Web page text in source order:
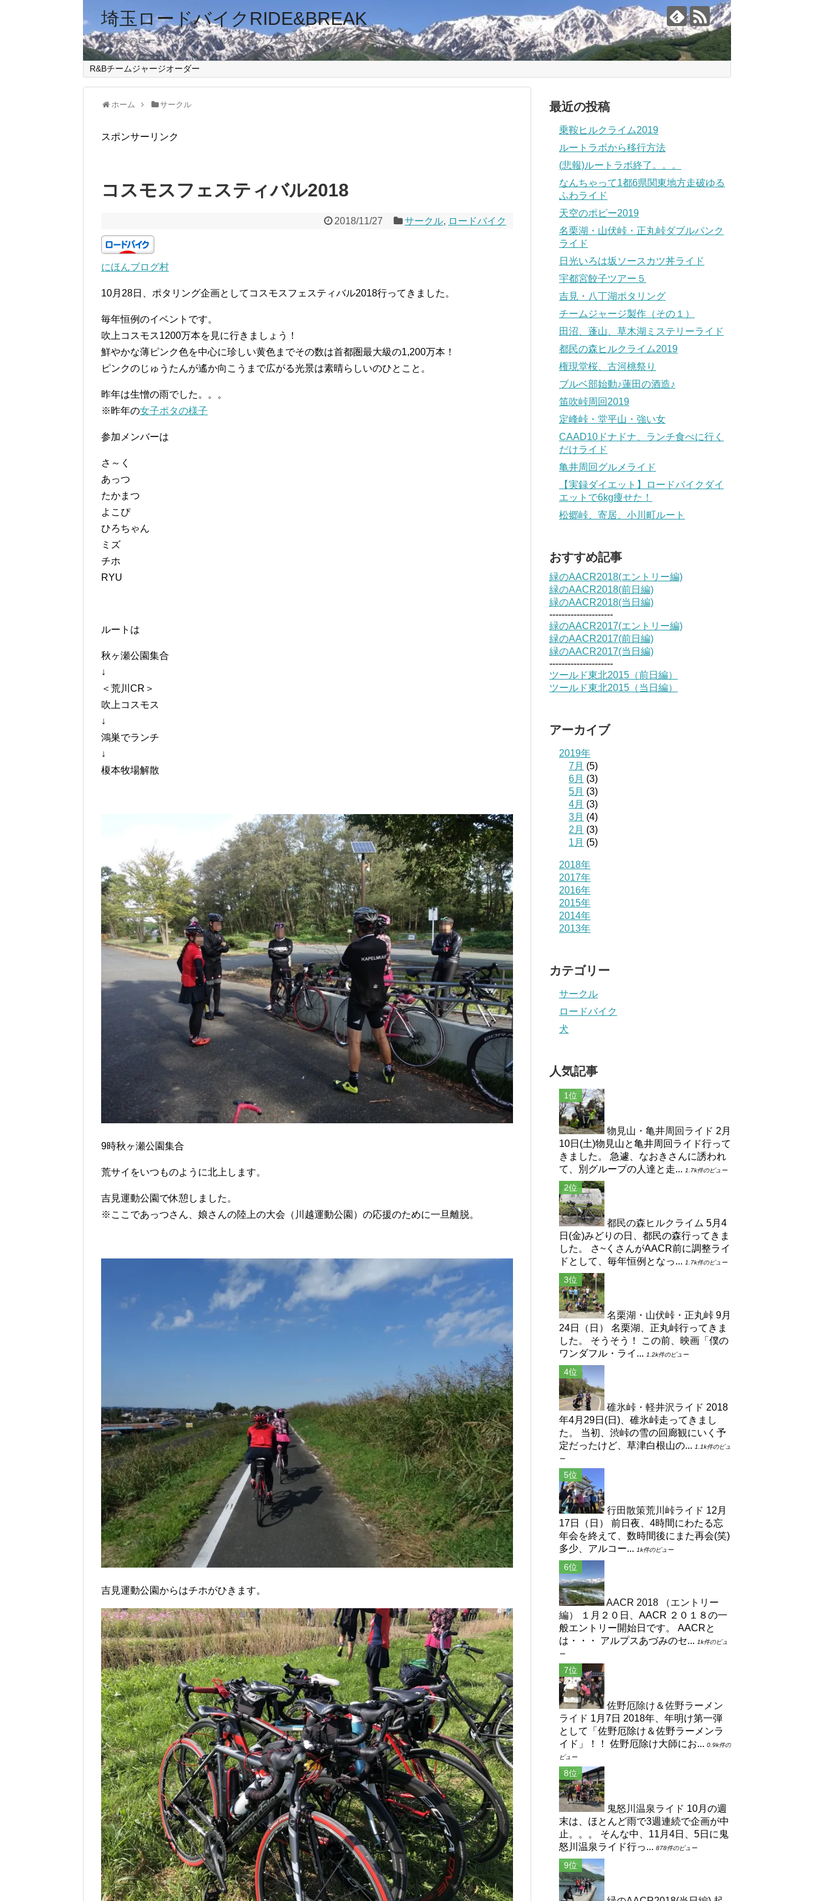
埼玉ロードバイクRIDE&BREAK
埼玉県のロードバイクサークルＲ＆Ｂのブログ
R&Bチームジャージオーダー
ホーム サークル
スポンサーリンク
コスモスフェスティバル2018
2018/11/27 サークル, ロードバイク
にほんブログ村
10月28日、ポタリング企画としてコスモスフェスティバル2018行ってきました。
毎年恒例のイベントです。
吹上コスモス1200万本を見に行きましょう！
鮮やかな薄ピンク色を中心に珍しい黄色までその数は首都圏最大級の1,200万本！
ピンクのじゅうたんが遙か向こうまで広がる光景は素晴らしいのひとこと。
昨年は生憎の雨でした。。。
※昨年の女子ポタの様子
参加メンバーは
さ～く
あっつ
たかまつ
よこぴ
ひろちゃん
ミズ
チホ
RYU
ルートは
秋ヶ瀬公園集合
↓
＜荒川CR＞
吹上コスモス
↓
鴻巣でランチ
↓
榎本牧場解散
9時秋ヶ瀬公園集合
荒サイをいつものように北上します。
吉見運動公園で休憩しました。
※ここであっつさん、娘さんの陸上の大会（川越運動公園）の応援のために一旦離脱。
吉見運動公園からはチホがひきます。
最近の投稿
乗鞍ヒルクライム2019
ルートラボから移行方法
(悲報)ルートラボ終了。。。
なんちゃって1都6県関東地方走破ゆる
ふわライド
天空のポピー2019
名栗湖・山伏峠・正丸峠ダブルパンク
ライド
日光いろは坂ソースカツ丼ライド
宇都宮餃子ツアー５
吉見・八丁湖ポタリング
チームジャージ製作（その１）
田沼、蓬山、草木湖ミステリーライド
都民の森ヒルクライム2019
権現堂桜、古河桃祭り
ブルベ部始動♪蓮田の酒造♪
笛吹峠周回2019
定峰峠・堂平山・強い女
CAAD10ドナドナ、ランチ食べに行く
だけライド
亀井周回グルメライド
【実録ダイエット】ロードバイクダイ
エットで6kg痩せた！
松郷峠、寄居、小川町ルート
おすすめ記事
緑のAACR2018(エントリー編)
緑のAACR2018(前日編)
緑のAACR2018(当日編)
---------------------
緑のAACR2017(エントリー編)
緑のAACR2017(前日編)
緑のAACR2017(当日編)
---------------------
ツールド東北2015（前日編）
ツールド東北2015（当日編）
アーカイブ
2019年
7月 (5)
6月 (3)
5月 (3)
4月 (3)
3月 (4)
2月 (3)
1月 (5)
2018年
2017年
2016年
2015年
2014年
2013年
カテゴリー
サークル
ロードバイク
犬
人気記事
物見山・亀井周回ライド 2月
10日(土)物見山と亀井周回ライド行って
きました。 急遽、なおきさんに誘われ
て、別グループの人達と走... 1.7k件のビュー
都民の森ヒルクライム 5月4
日(金)みどりの日、都民の森行ってきま
した。 さ~くさんがAACR前に調整ライ
ドとして、毎年恒例となっ... 1.7k件のビュー
名栗湖・山伏峠・正丸峠 9月
24日（日） 名栗湖、正丸峠行ってきま
した。 そうそう！ この前、映画「僕の
ワンダフル・ライ... 1.2k件のビュー
碓氷峠・軽井沢ライド 2018
年4月29日(日)、碓氷峠走ってきまし
た。 当初、渋峠の雪の回廊観にいく予
定だったけど、草津白根山の... 1.1k件のビュ
ー
行田散策荒川峠ライド 12月
17日（日） 前日夜、4時間にわたる忘
年会を終えて、数時間後にまた再会(笑)
多少、アルコー... 1k件のビュー
AACR 2018 （エントリー
編）
１月２０日、AACR ２０１８の一
般エントリー開始日です。 AACRと
は・・・ アルプスあづみのセ... 1k件のビュ
ー
佐野厄除け＆佐野ラーメン
ライド 1月7日 2018年、年明け第一弾
として「佐野厄除け＆佐野ラーメンラ
イド」！！ 佐野厄除け大師にお... 0.9k件の
ビュー
鬼怒川温泉ライド 10月の週
末は、ほとんど雨で3週連続で企画が中
止。。。 そんな中、11月4日、5日に鬼
怒川温泉ライド行っ... 878件のビュー